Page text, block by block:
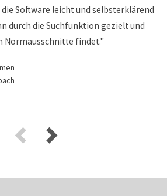
Software leicht und selbsterklärend
durch die Suchfunktion gezielt und
Normausschnitte findet."